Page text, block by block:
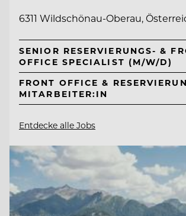
6311 Wildschönau-Oberau,
SENIOR RESERVIERUNGS- &
OFFICE SPECIALIST (M/W/D)
FRONT OFFICE &
MITARBEITER:IN
Entdecke alle Jobs